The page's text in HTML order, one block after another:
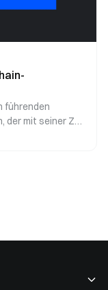
führenden
mit seiner ZK
von 7,5